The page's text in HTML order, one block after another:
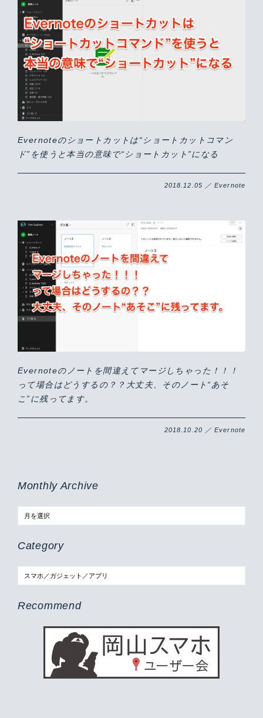
Evernoteのショートカットは“ショートカットコマン
ド”を使うと本当の意味で“ショートカット”になる
2018.12.05 ／ Evernote
Evernoteのノートを間違えてマージしちゃった！！！
って場合はどうするの？？大丈夫、そのノート“あそ
こ”に残ってます。
2018.10.20 ／ Evernote
Monthly Archive
Category
Recommend